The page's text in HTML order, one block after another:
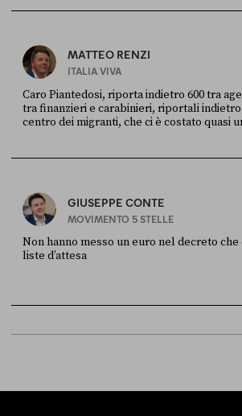
MATTEO RENZI
ITALIA VIVA
Caro Piantedosi, riporta indietro 600 tra
tra finanzieri e carabinieri, riportali
centro dei migranti, che ci è costato quasi
GIUSEPPE CONTE
MOVIMENTO 5 STELLE
Non hanno messo un euro nel decreto
liste d’attesa